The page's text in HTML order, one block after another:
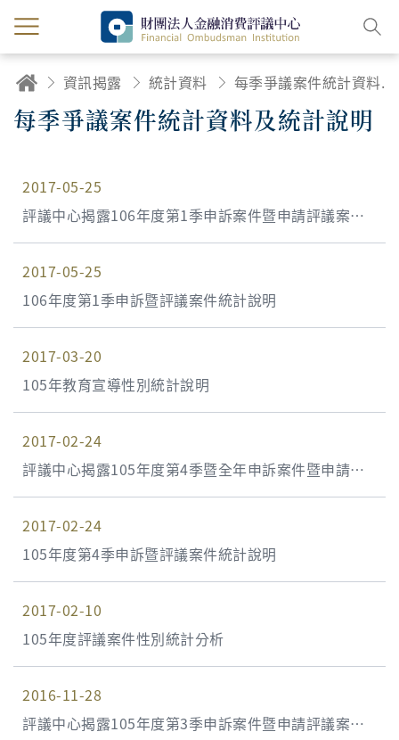
資訊揭露 統計資料 每季爭議案件統計資料及統計說明
每季爭議案件統計資料及統計說明
2017-05-25
評議中心揭露106年度第1季申訴案件暨申請評議案件
統計資料
2017-05-25
106年度第1季申訴暨評議案件統計說明
2017-03-20
105年教育宣導性別統計說明
2017-02-24
評議中心揭露105年度第4季暨全年申訴案件暨申請評
議案件統計資料
2017-02-24
105年度第4季申訴暨評議案件統計說明
2017-02-10
105年度評議案件性別統計分析
2016-11-28
評議中心揭露105年度第3季申訴案件暨申請評議案件